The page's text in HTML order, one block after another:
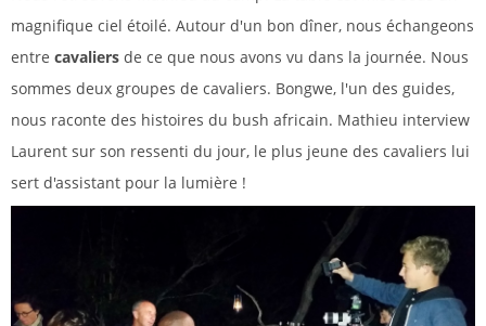
magnifique ciel étoilé. Autour d'un bon dîner, nous échangeons
entre cavaliers de ce que nous avons vu dans la journée. Nous
sommes deux groupes de cavaliers. Bongwe, l'un des guides,
nous raconte des histoires du bush africain. Mathieu interview
Laurent sur son ressenti du jour, le plus jeune des cavaliers lui
sert d'assistant pour la lumière !